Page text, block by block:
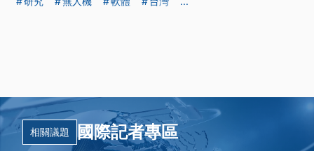
相關議題 國際記者專區